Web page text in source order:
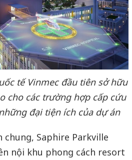
tế Vinmec đầu tiên sở hữu
cho các trường hợp cấp cứu
đại tiện ích của dự án
chung, Saphire Parkville
nội khu phong cách resort